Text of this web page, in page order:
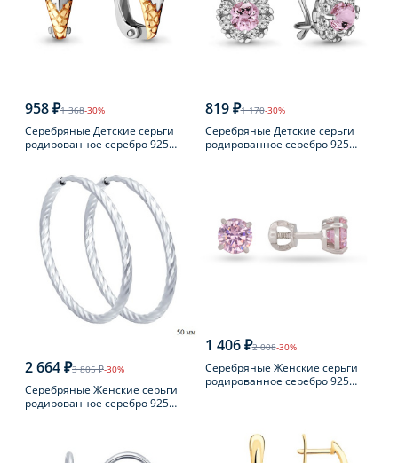
958 ₽1 368-30%
Серебряные Детские серьги
родированное серебро 925
819 ₽1 170-30%
Серебряные Детские серьги
родированное серебро 925
2 664 ₽3 805 ₽-30%
Серебряные Женские серьги
родированное серебро 925
1 406 ₽2 008-30%
Серебряные Женские серьги
родированное серебро 925